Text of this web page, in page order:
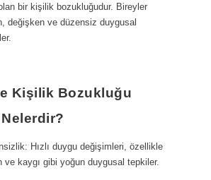
bir kişilik bozukluğudur. Bireyler
değişken ve düzensiz duygusal
Kişilik Bozukluğu
Hızlı duygu değişimleri, özellikle
ve kaygı gibi yoğun duygusal tepkiler.